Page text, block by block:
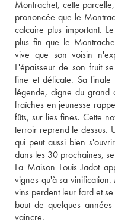
Montrachet, cette
prononcée que le
calcaire plus important.
plus fin que le
vive que son voisin
L'épaisseur de son fruit
fine et délicate. Sa finale
légende, digne du grand
fraîches en jeunesse
fûts, sur lies fines. Cette
terroir reprend le dessus.
qui peut aussi bien
dans les 30 prochaines,
La Maison Louis Jadot
vignes qu'à sa
vins perdent leur fard et
bout de quelques
vaincre.